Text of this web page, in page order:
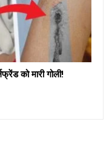
को मारी गोली!